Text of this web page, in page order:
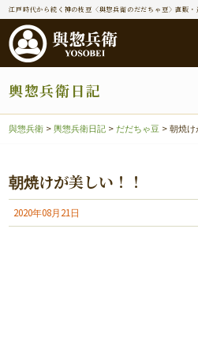
江戸時代から続く神の枝豆〈與惣兵衛のだだちゃ豆〉直販・
輿惣兵衛日記
與惣兵衛 >輿惣兵衛日記 >だだちゃ豆 >朝焼け
朝焼けが美しい！！
2020年08月21日